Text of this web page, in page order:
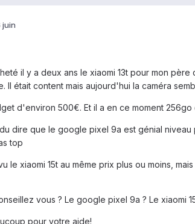
juin
il y a deux ans le xiaomi 13t pour mon
Il était content mais aujourd'hui la caméra
d'environ 500€. Et il a en ce moment
dire que le google pixel 9a est génial niveau
top
le xiaomi 15t au même prix plus ou moins,
vous ? Le google pixel 9a ? Le xiaomi
pour votre aide!